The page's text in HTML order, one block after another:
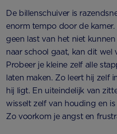
De billenschuiver is
enorm tempo door de
geen last van het niet
naar school gaat, kan dit wel
Probeer je kleine zelf alle
laten maken. Zo leert hij zelf
hij ligt. En uiteindelijk van
wisselt zelf van houding en
Zo voorkom je angst en